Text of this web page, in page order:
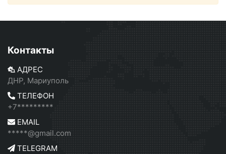
Контакты
АДРЕС
ДНР, Мариуполь
ТЕЛЕФОН
+7*********
EMAIL
*****@gmail.com
TELEGRAM